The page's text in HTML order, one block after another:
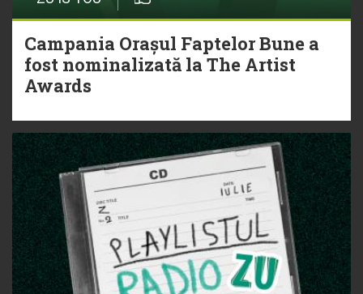
Campania Orașul Faptelor Bune a
fost nominalizată la The Artist
Awards